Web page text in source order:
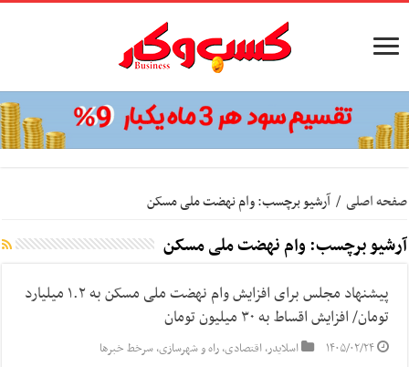
صفحه اصلی / آرشیو برچسب: وام نهضت ملی مسکن
آرشیو برچسب:وام نهضت ملی مسکن
پیشنهاد مجلس برای افزایش وام نهضت ملی مسکن به ١.٢ میلیارد
تومان/ افزایش اقساط به ٣٠ میلیون تومان
۱۴۰۵/۰۲/۲۴ اسلایدر,اقتصادی,راه و شهرسازی,سرخط خبرها